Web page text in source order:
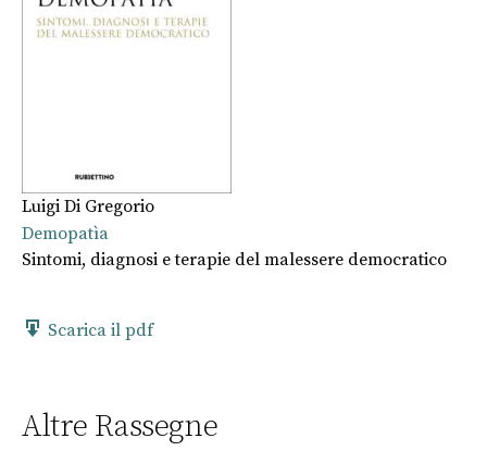
Luigi Di Gregorio
Demopatìa
Sintomi, diagnosi e terapie del malessere democratico
Scarica il pdf
Altre Rassegne